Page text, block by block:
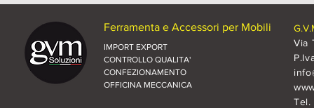
Ferramenta e Accessori per Mobili
IMPORT EXPORT
CONTROLLO QUALITA'
CONFEZIONAMENTO
OFFICINA MECCANICA
Via
Tel.